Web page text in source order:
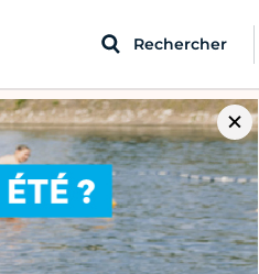
Rechercher